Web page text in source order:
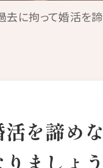
去に拘って婚活を
を諦め
ましょう